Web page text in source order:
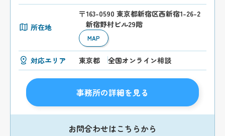
所在地
〒163-0590 東京都新宿区西新宿1-26-2
新宿野村ビル29階
MAP
対応エリア 東京都 全国オンライン相談
事務所の詳細を見る
お問合わせはこちらから